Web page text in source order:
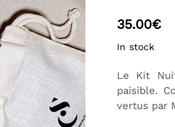
35.00€
In stock
Le Kit
paisible.
vertus par